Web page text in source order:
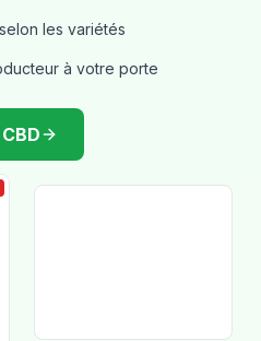
les variétés
à votre porte